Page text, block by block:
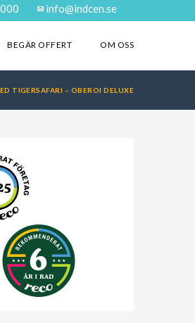
info@indcen.se
BEGÄR OFFERT OM OSS
TIGERSAFARI – OBEROI DELUXE